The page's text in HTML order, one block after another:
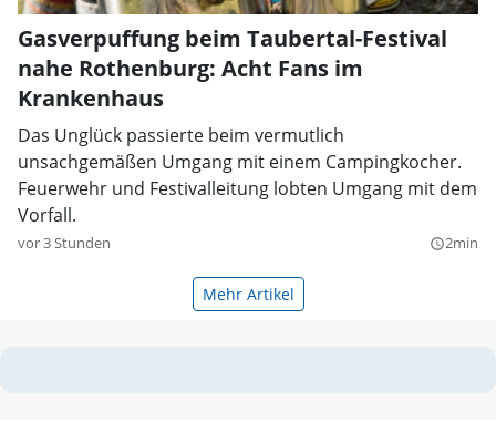
Gasverpuffung beim Taubertal-Festival
nahe Rothenburg: Acht Fans im
Krankenhaus
Das Unglück passierte beim vermutlich
unsachgemäßen Umgang mit einem Campingkocher.
Feuerwehr und Festivalleitung lobten Umgang mit dem
Vorfall.
vor 3 Stunden query_builder2min
Mehr Artikel